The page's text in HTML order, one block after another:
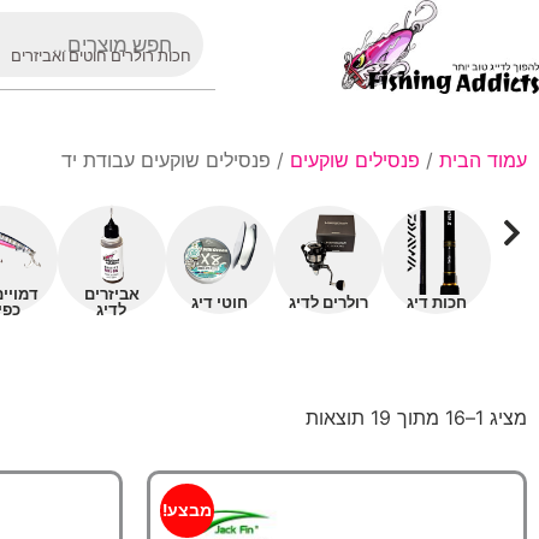
חכות רולרים חוטים ואביזרים
עמוד הבית / פנסילים שוקעים / פנסילים שוקעים עבודת יד
חכות דיג רולרים לדיג חוטי דיג
אביזרים
לדיג
מציג 1–16 מתוך 19 תוצאות
מבצע!